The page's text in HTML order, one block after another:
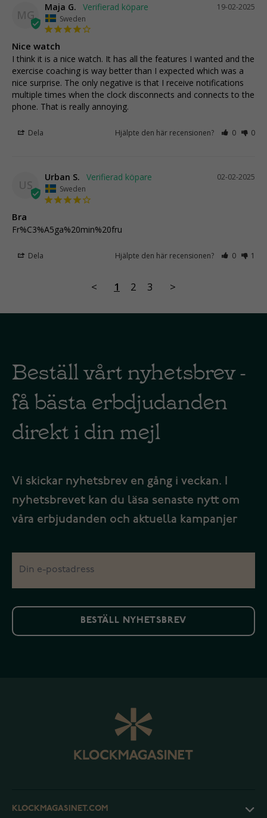
MG
19-02-2025
Maja G.
Sweden
Nice watch
I think it is a nice watch. It has all the features I wanted and the
exercise coaching is way better than I expected which was a
nice surprise. The only negative is that I receive notifications
multiple times when the clock disconnects and connects to the
phone. That is really annoying.
Dela Hjälpte den här recensionen? 0 0
US
02-02-2025
Urban S.
Sweden
Bra
Fr%C3%A5ga%20min%20fru
Dela Hjälpte den här recensionen? 0 1
< 1 2 3 >
Beställ vårt nyhetsbrev -
få bästa erbdjudanden
direkt i din mejl
Vi skickar nyhetsbrev en gång i veckan. I
nyhetsbrevet kan du läsa senaste nytt om
våra erbjudanden och aktuella kampanjer
BESTÄLL NYHETSBREV
KLOCKMAGASINET.COM